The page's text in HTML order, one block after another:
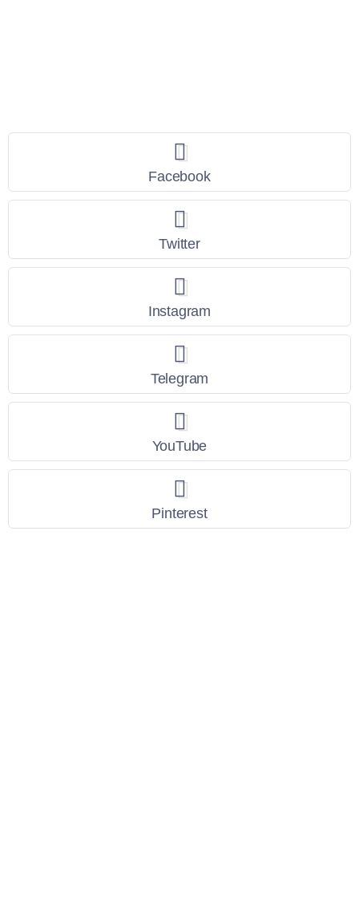
Facebook
Twitter
Instagram
Telegram
YouTube
Pinterest